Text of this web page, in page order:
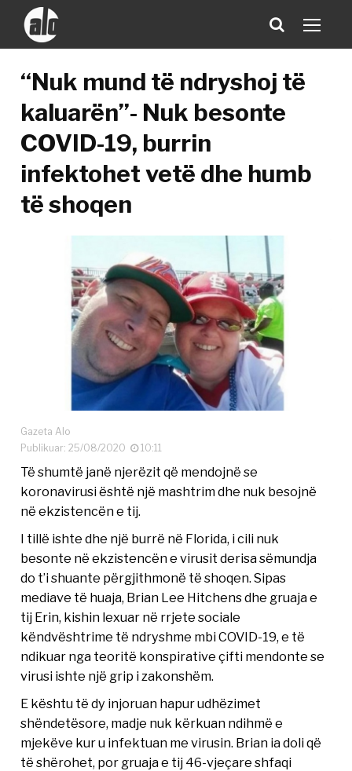
“Nuk mund të ndryshoj të
kaluarën”- Nuk besonte
COVID-19, burrin
infektohet vetë dhe humb
të shoqen
Gazeta Alo
Publikuar: 25/08/2020
10:11
Të shumtë janë njerëzit që mendojnë se
koronavirusi është një mashtrim dhe nuk besojnë
në ekzistencën e tij.
I tillë ishte dhe një burrë në Florida, i cili nuk
besonte në ekzistencën e virusit derisa sëmundja
do t’i shuante përgjithmonë të shoqen. Sipas
mediave të huaja, Brian Lee Hitchens dhe gruaja e
tij Erin, kishin lexuar në rrjete sociale
këndvështrime të ndryshme mbi COVID-19, e të
ndikuar nga teoritë konspirative çifti mendonte se
virusi ishte një grip i zakonshëm.
E kështu të dy injoruan hapur udhëzimet
shëndetësore, madje nuk kërkuan ndihmë e
mjekëve kur u infektuan me virusin. Brian ia doli që
të shërohet, por gruaja e tij 46-vjeçare shfaqi